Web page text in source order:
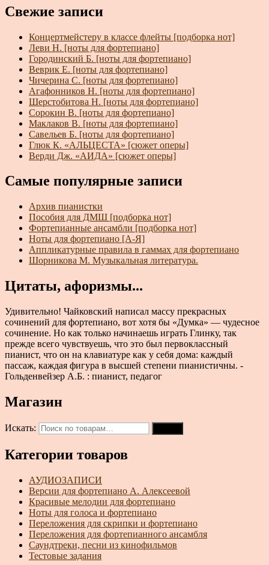
Свежие записи
Концертмейстеру в классе флейты [подборка нот]
Леви Н. [ноты для фортепиано]
Городинский Б. [ноты для фортепиано]
Веврик Е. [ноты для фортепиано]
Чичерина С. [ноты для фортепиано]
Агафонников Н. [ноты для фортепиано]
Шерстобитова Н. [ноты для фортепиано]
Сорокин В. [ноты для фортепиано]
Маклаков В. [ноты для фортепиано]
Савельев Б. [ноты для фортепиано]
Глюк К. «АЛЬЦЕСТА» [сюжет оперы]
Верди Дж. «АИДА» [сюжет оперы]
Самые популярные записи
Архив пианистки
Пособия для ДМШ [подборка нот]
Фортепианные ансамбли [подборка нот]
Ноты для фортепиано [А-Я]
Аппликатурные правила в гаммах для фортепиано
Шорникова М. Музыкальная литература.
Цитаты, афоризмы...
Удивительно! Чайковский написал массу прекрасных
сочинений для фортепиано, вот хотя бы «Думка» — чудесное
сочинение. Но как только начинаешь играть Глинку, так
прежде всего чувствуешь, что это был первоклассный
пианист, что он на клавиатуре как у себя дома: каждый
пассаж, каждая фигура в высшей степени пианистичны. -
Гольденвейзер А.Б. : пианист, педагог
Магазин
Искать:
Категории товаров
АУДИОЗАПИСИ
Версии для фортепиано А. Алексеевой
Красивые мелодии для фортепиано
Ноты для голоса и фортепиано
Переложения для скрипки и фортепиано
Переложения для фортепианного ансамбля
Саундтреки, песни из кинофильмов
Тестовые задания